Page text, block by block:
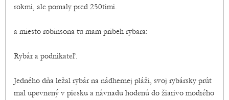
rokmi, ale pomaly pred 250timi.
a miesto robinsona tu mam pribeh rybara:
Rybár a podnikateľ.
Jedného dňa ležal rybár na nádhernej pláži, svoj rybársky prút
mal upevnený v piesku a návnadu hodenú do žiarivo modrého